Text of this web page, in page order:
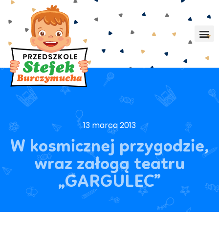
13 marca 2013
W kosmicznej przygodzie,
wraz załogą teatru
„GARGULEC”